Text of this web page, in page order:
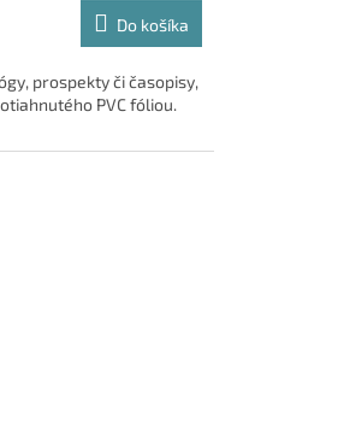
Do košíka
prospekty či časopisy,
PVC fóliou.